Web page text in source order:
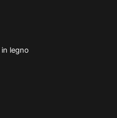
legno